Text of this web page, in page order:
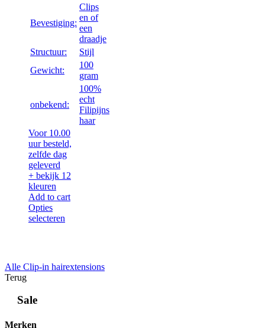
Bevestiging:
Clips
en of
een
draadje
Structuur:
Stijl
Gewicht:
100
gram
onbekend:
100%
echt
Filipijns
haar
Voor 10.00
uur besteld,
zelfde dag
geleverd
+ bekijk 12
kleuren
Add to cart
Opties
selecteren
Alle Clip-in hairextensions
Terug
Sale
Merken